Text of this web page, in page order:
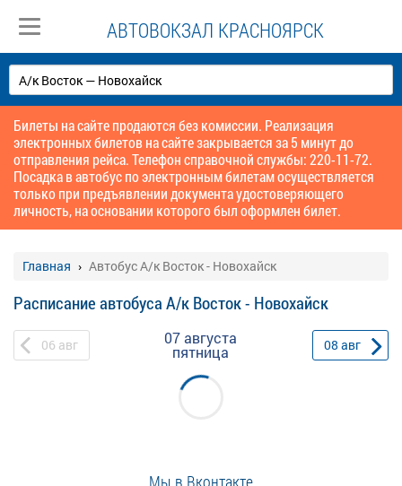
АВТОВОКЗАЛ КРАСНОЯРСК
Билеты на сайте продаются без комиссии. Реализация
электронных билетов на сайте закрывается за 5 минут до
отправления рейса. Телефон справочной службы: 220-11-72.
Посадка в автобус по электронным билетам осуществляется
только при предъявлении документа удостоверяющего
личность, на основании которого был оформлен билет.
Главная Автобус А/к Восток - Новохайск
Расписание автобуса А/к Восток - Новохайск
06 авг 07 августа
пятница 08 авг
Мы в Вконтакте